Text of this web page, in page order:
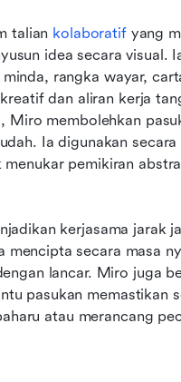
talian kolaboratif yang
idea secara visual.
rangka wayar,
dan aliran kerja
membolehkan
Ia digunakan
pemikiran
kerjasama jarak
mencipta secara masa
lancar. Miro juga
pasukan memastikan
atau merancang